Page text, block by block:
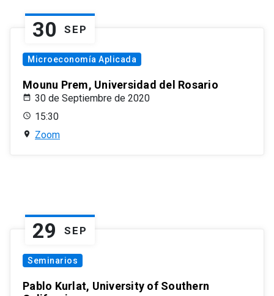
30 SEP
Microeconomía Aplicada
Mounu Prem, Universidad del Rosario
30 de Septiembre de 2020
15:30
Zoom
29 SEP
Seminarios
Pablo Kurlat, University of Southern